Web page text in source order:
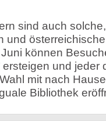
sind auch
und
können
ersteigen und jeder
mit nach
Bibliothek